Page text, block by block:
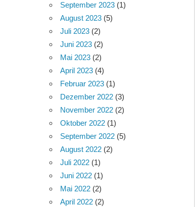
September 2023 (1)
August 2023 (5)
Juli 2023 (2)
Juni 2023 (2)
Mai 2023 (2)
April 2023 (4)
Februar 2023 (1)
Dezember 2022 (3)
November 2022 (2)
Oktober 2022 (1)
September 2022 (5)
August 2022 (2)
Juli 2022 (1)
Juni 2022 (1)
Mai 2022 (2)
April 2022 (2)